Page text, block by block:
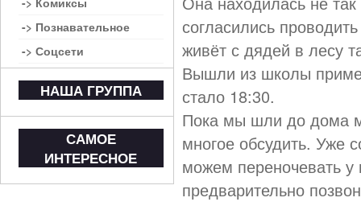
согласились
живёт с дядей в лесу
Вышли из школы
стало 18:30.
Пока мы шли до дома
многое обсудить. Уже
можем переночевать
предварительно
-> Познавательное
-> Соцсети
НАША ГРУППА
САМОЕ
ИНТЕРЕСНОЕ